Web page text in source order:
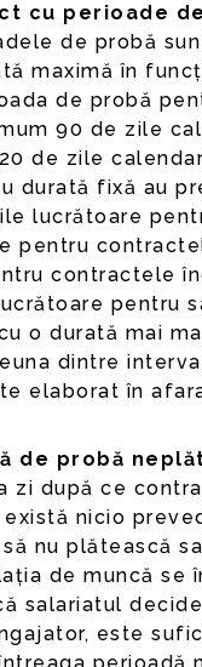
cu perioade
de probă
maximă în
de probă
90 de zile
de zile
durată fixă au
lucrătoare
pentru
contractele
pentru
o durată mai
dintre
elaborat în
de probă
zi după ce
există nicio
nu plătească
de muncă se
salariatul
este